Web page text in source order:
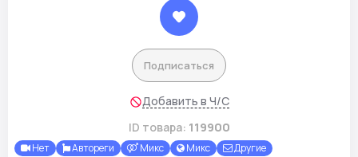
Подписаться
Добавить в Ч/С
ID товара: 119900
Нет Автореги Микс Микс Другие